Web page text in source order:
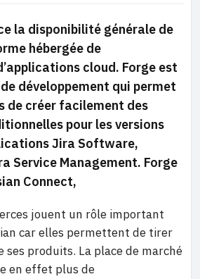
la disponibilité générale de
hébergée de
cloud. Forge est
développement qui permet
de créer facilement des
pour les versions
Jira Software,
Service Management. Forge
Connect,
jouent un rôle important
car elles permettent de tirer
produits. La place de marché
en effet plus de